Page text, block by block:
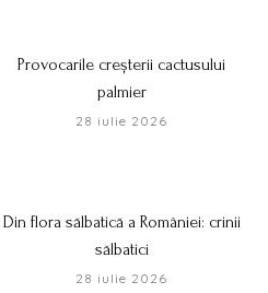
Provocarile creșterii cactusului
palmier
28 iulie 2026
Din flora sălbatică a României: crinii
sălbatici
28 iulie 2026